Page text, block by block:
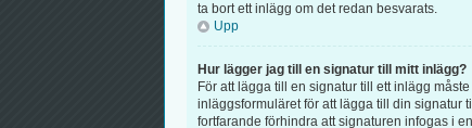
ta bort ett inlägg om det redan besvarats.
Upp
Hur lägger jag till en signatur till mitt inlägg?
För att lägga till en signatur till ett inlägg
inläggsformuläret för att lägga till din signatur
fortfarande förhindra att signaturen infogas i